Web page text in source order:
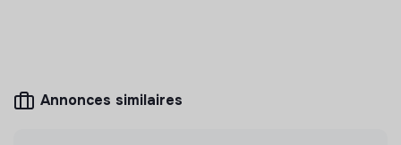
Annonces similaires